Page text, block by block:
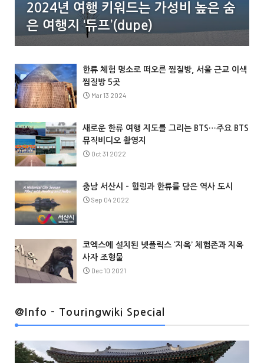
2024년 여행 키워드는 가성비 높은 숨
은 여행지 ‘듀프’(dupe)
한류 체험 명소로 떠오른 찜질방, 서울 근교 이색
찜질방 5곳
Mar 13 2024
새로운 한류 여행 지도를 그리는 BTS…주요 BTS
뮤직비디오 촬영지
Oct 31 2022
충남 서산시 – 힐링과 한류를 담은 역사 도시
Sep 04 2022
코엑스에 설치된 넷플릭스 ‘지옥’ 체험존과 지옥
사자 조형물
Dec 10 2021
@Info - Touringwiki Special
@Info